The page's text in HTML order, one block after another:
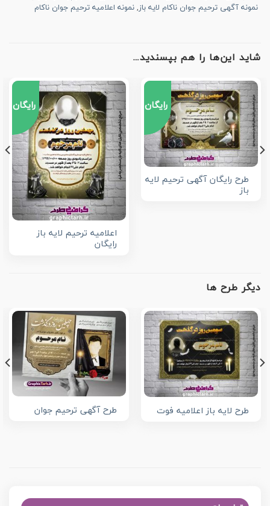
نمونه آگهی ترحیم جوان ناکام لایه باز, نمونه اعلامیه ترحیم جوان ناکام
شاید این‌ها را هم بپسندید…
رایگان
طرح رایگان آگهی ترحیم لایه
باز
رایگان
اعلامیه ترحیم لایه باز
رایگان
دیگر طرح ها
طرح لایه باز اعلامیه فوت طرح آگهی ترحیم جوان